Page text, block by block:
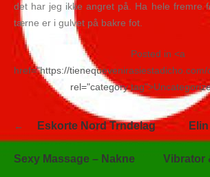
det har jeg ikke angret på. Ha hele fremre
tærne er i gulvet på bakre fot.
Posted in <a
href="https://
rel="category
Navegación
de
Eskorte Nord Trndelag
Sexy Massage – Nakne Vibrator